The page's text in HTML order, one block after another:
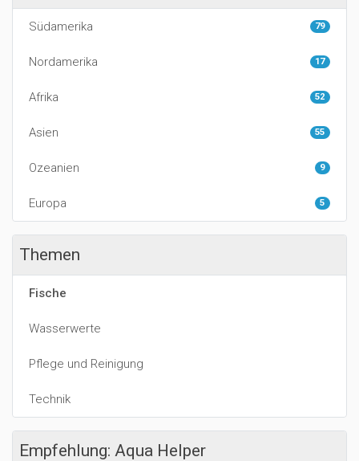
Südamerika 79
Nordamerika 17
Afrika 52
Asien 55
Ozeanien 9
Europa 5
Themen
Fische
Wasserwerte
Pflege und Reinigung
Technik
Empfehlung: Aqua Helper